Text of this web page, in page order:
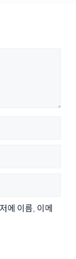
에 이름, 이메